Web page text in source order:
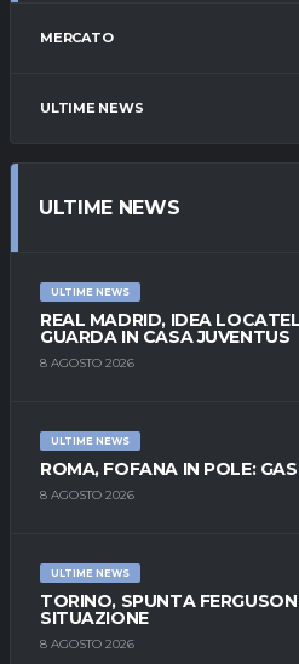
MERCATO
ULTIME NEWS
ULTIME NEWS
ULTIME NEWS
REAL MADRID, IDEA
GUARDA IN CASA JUVENTUS
8 AGOSTO 2026
ULTIME NEWS
ROMA, FOFANA IN POLE:
8 AGOSTO 2026
ULTIME NEWS
TORINO, SPUNTA FERGUSON
SITUAZIONE
8 AGOSTO 2026